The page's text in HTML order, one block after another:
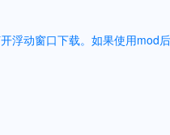
浮动窗口下载。如果使用mod